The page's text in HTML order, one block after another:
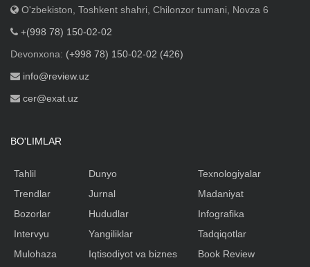
O'zbekiston, Toshkent shahri, Chilonzor tumani, Novza 6
+(998 78) 150-02-02
Devonxona: (+998 78) 150-02-02 (426)
info@review.uz
cer@exat.uz
BO'LIMLAR
Tahlil
Trendlar
Bozorlar
Intervyu
Mulohaza
Dunyo
Jurnal
Hududlar
Yangiliklar
Iqtisodiyot va biznes
Texnologiyalar
Madaniyat
Infografika
Tadqiqotlar
Book Review